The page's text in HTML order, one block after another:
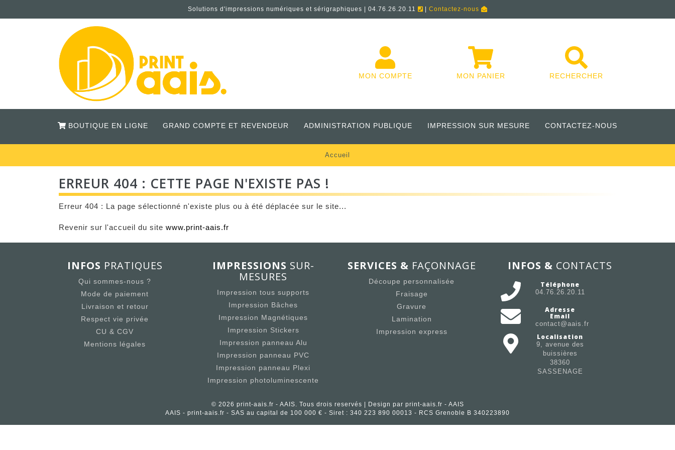
Solutions d'impressions numériques et sérigraphiques | 04.76.26.20.11 |Contactez-nous
MON COMPTE MON PANIER RECHERCHER
BOUTIQUE EN LIGNE GRAND COMPTE ET REVENDEUR ADMINISTRATION PUBLIQUE IMPRESSION SUR MESURE CONTACTEZ-NOUS
Accueil
ERREUR 404 : CETTE PAGE N'EXISTE PAS !
Erreur 404 : La page sélectionné n'existe plus ou à été déplacée sur le site...
Revenir sur l'accueil du site www.print-aais.fr
INFOS PRATIQUES
Qui sommes-nous ?
Mode de paiement
Livraison et retour
Respect vie privée
CU & CGV
Mentions légales
IMPRESSIONS SUR-
MESURES
Impression tous supports
Impression Bâches
Impression Magnétiques
Impression Stickers
Impression panneau Alu
Impression panneau PVC
Impression panneau Plexi
Impression photoluminescente
SERVICES & FAÇONNAGE
Découpe personnalisée
Fraisage
Gravure
Lamination
Impression express
INFOS & CONTACTS
Téléphone
04.76.26.20.11
Adresse
Email
contact@aais.fr
Localisation
9, avenue des
buissières
38360
SASSENAGE
© 2026 print-aais.fr - AAIS. Tous drois reservés | Design par print-aais.fr - AAIS
AAIS - print-aais.fr - SAS au capital de 100 000 € - Siret : 340 223 890 00013 - RCS Grenoble B 340223890